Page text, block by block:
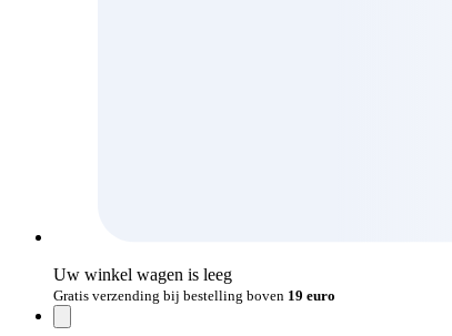
Uw winkel wagen is leeg
Gratis verzending bij bestelling boven 19 euro